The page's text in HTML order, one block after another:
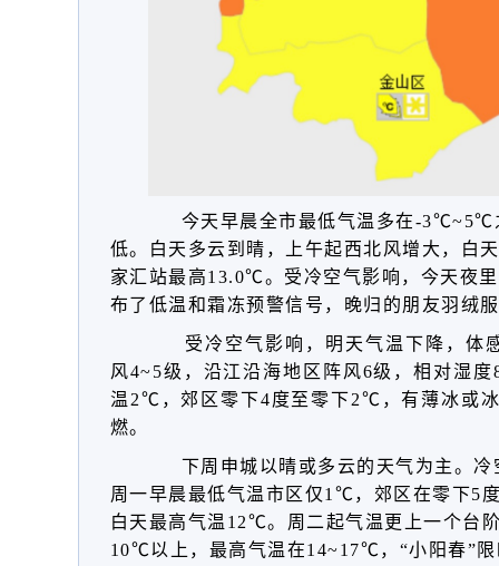
今天早晨全市最低气温多在-
低。白天多云到晴，上午起西北风增大，白
家汇站最高13.0℃。受冷空气影响，今天夜
布了低温和霜冻预警信号，晚归的朋友羽绒
受冷空气影响，明天气温下降，体
风4~5级，沿江沿海地区阵风6级，相对湿
温2℃， 郊区零下4度至零下2℃ ，有薄冰或
燃。
下周申城以晴或多云的天气为主。
周一早晨最低气温市区仅1℃，郊区在零下5
白天最高气温12℃。周二起气温更上一个台
10℃以上，最高气温在14~17℃，“小阳春”